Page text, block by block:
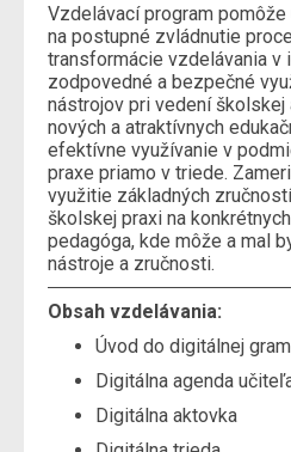
Vzdelávací program
na postupné zvládnutie
transformácie vzdelávania v
zodpovedné a bezpečné
nástrojov pri vedení školskej
nových a atraktívnych
efektívne využívanie v
praxe priamo v triede.
využitie základných
školskej praxi na
pedagóga, kde môže a mal
nástroje a zručnosti.
Obsah vzdelávania:
Úvod do digitálnej
Digitálna agenda
Digitálna aktovka